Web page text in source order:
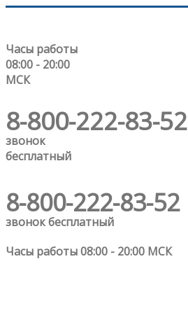
Часы работы
08:00 - 20:00
МСК
8-800-222-83-52
звонок
бесплатный
8-800-222-83-52
звонок бесплатный
Часы работы 08:00 - 20:00 МСК